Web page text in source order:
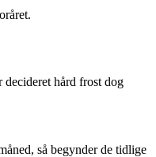
hård frost dog
så begynder de tidlige